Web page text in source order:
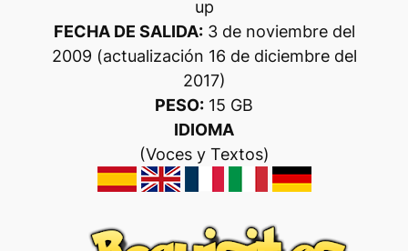
up
FECHA DE SALIDA:3 de noviembre del
2009 (actualización 16 de diciembre del
2017)
PESO: 15 GB
IDIOMA
(Voces y Textos)